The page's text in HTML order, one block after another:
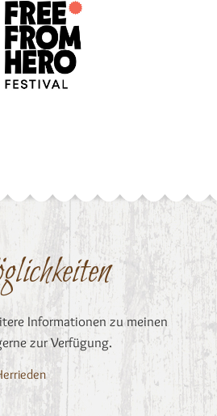
Informationen zu meinen
zur Verfügung.